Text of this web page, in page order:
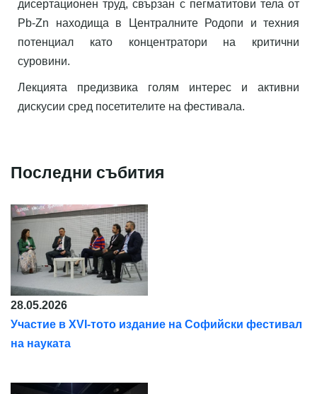
дисертационен труд, свързан с пегматитови тела от
Pb-Zn находища в Централните Родопи и техния
потенциал като концентратори на критични
суровини.
Лекцията предизвика голям интерес и активни
дискусии сред посетителите на фестивала.
Последни събития
28.05.2026
Участие в XVI-тото издание на Софийски фестивал
на науката